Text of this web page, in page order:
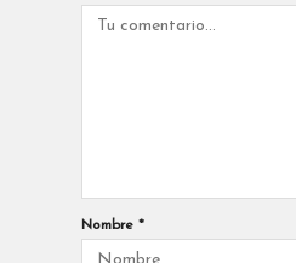
Nombre *